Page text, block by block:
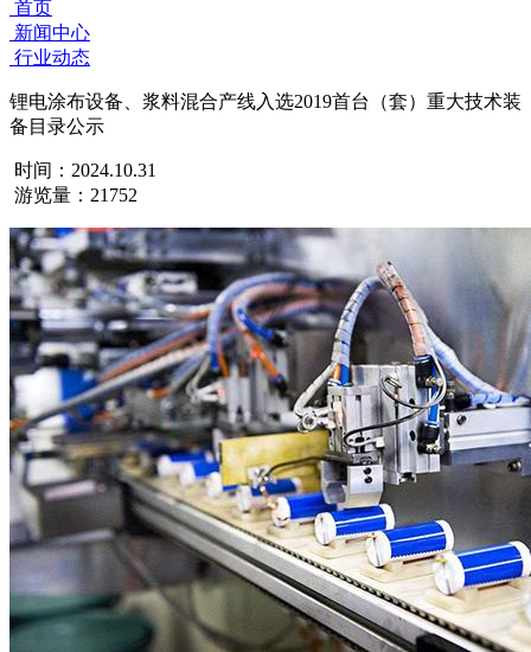
首页
新闻中心
行业动态
锂电涂布设备、浆料混合产线入选2019首台（套）重大技术装
备目录公示
时间：2024.10.31
游览量：21752